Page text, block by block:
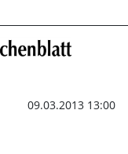
09.03.2013 13:00